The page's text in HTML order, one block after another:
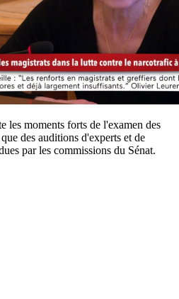
les moments forts de l'examen des
des auditions d'experts et de
par les commissions du Sénat.